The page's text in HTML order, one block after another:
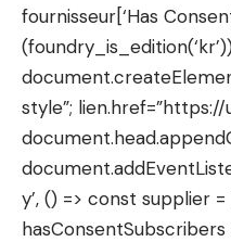
fournisseur[‘Has
style”;
y’, () => const supplier
hasConsentSubscribers